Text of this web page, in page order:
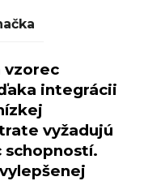
vzorec
integrácii
vyžadujú
schopností.